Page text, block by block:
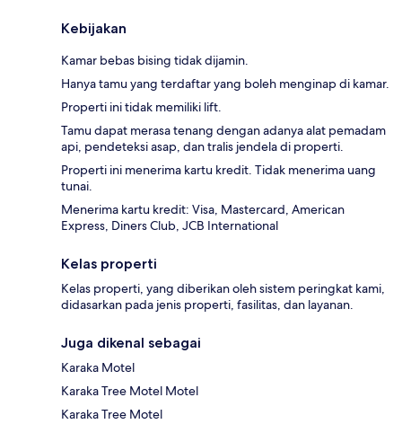
Kebijakan
Kamar bebas bising tidak dijamin.
Hanya tamu yang terdaftar yang boleh menginap di kamar.
Properti ini tidak memiliki lift.
Tamu dapat merasa tenang dengan adanya alat pemadam
api, pendeteksi asap, dan tralis jendela di properti.
Properti ini menerima kartu kredit. Tidak menerima uang
tunai.
Menerima kartu kredit: Visa, Mastercard, American
Express, Diners Club, JCB International
Kelas properti
Kelas properti, yang diberikan oleh sistem peringkat kami,
didasarkan pada jenis properti, fasilitas, dan layanan.
Juga dikenal sebagai
Karaka Motel
Karaka Tree Motel Motel
Karaka Tree Motel